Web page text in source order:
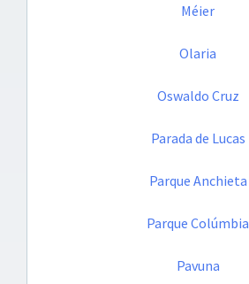
Méier
Olaria
Oswaldo Cruz
Parada de Lucas
Parque Anchieta
Parque Colúmbia
Pavuna